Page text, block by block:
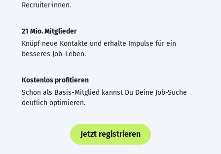
Recruiter·innen.
21 Mio. Mitglieder
Knüpf neue Kontakte und erhalte Impulse für ein
besseres Job-Leben.
Kostenlos profitieren
Schon als Basis-Mitglied kannst Du Deine Job-Suche
deutlich optimieren.
Jetzt registrieren